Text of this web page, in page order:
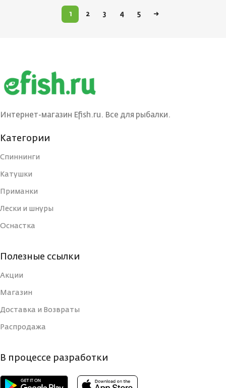
1 2 3 4 5 →
Интернет-магазин Efish.ru. Все для рыбалки.
Категории
Спиннинги
Катушки
Приманки
Лески и шнуры
Оснастка
Полезные ссылки
Акции
Магазин
Доставка и Возвраты
Распродажа
В процессе разработки